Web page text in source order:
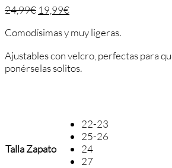
24,99€ 19,99€
Comodísimas y muy ligeras.
Ajustables con velcro, perfectas para
ponérselas solitos.
Talla Zapato
22-23
25-26
24
27